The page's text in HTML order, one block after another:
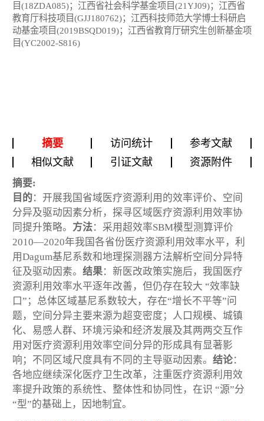
目(18ZDA085)；江西省社会科学基金项目(21YJ09)；江西省
教育厅科技项目(GJJ180762)；江西科技师范大学博士科研启
动基金项目(2019BSQD019)；江西省教育厅研究生创新基金项
目(YC2002-S816)
摘要 访问统计
参考文献
相似文献
引证文献 资源附件
摘要:
目的：开展我国省域医疗资源利用的效率评价、空间
分异及驱动因素分析，探寻区域医疗资源利用效率协
同提升策略。 方法：采用超效率SBM模型测算评价
2010—2020年我国各省份医疗资源利用效率水平，利
用Dagum基尼系数和地理探测器方法解析空间分异特
征及驱动因素。 结果：新医改政策实施后，我国医疗
资源利用效率水平逐年改善，但仍存在较大 “效率缺
口”；总体区域基尼系数较大，存在“增长不平等”问
题，空间分异主要来源为超变密度；人口规模、城镇
化、易感人群、环境污染和经济发展及其两两交互作
用对医疗资源利用效率空间分异的形成具有显著影
响；不同区域尺度具有不同的主导驱动因素。 结论：
各地应继续深化医疗卫生改革，注重医疗资源利用效
率提升政策的系统性、整体性和协同性，在识 “源”分
“型”的基础上，因地制宜。